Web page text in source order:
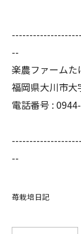
--
楽農ファームた
福岡県大川市大
電話番号 :
--
苺栽培日記